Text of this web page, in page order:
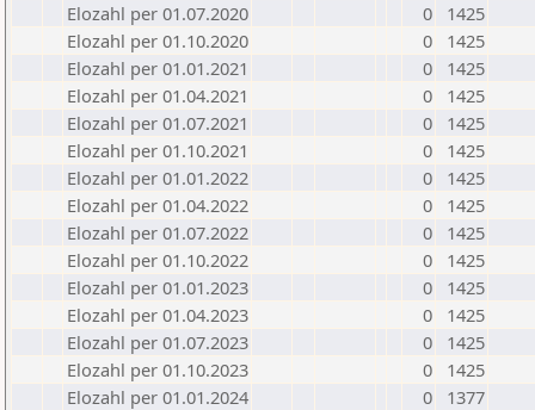
Elozahl per 01.07.2020
0
1425
Elozahl per 01.10.2020
0
1425
Elozahl per 01.01.2021
0
1425
Elozahl per 01.04.2021
0
1425
Elozahl per 01.07.2021
0
1425
Elozahl per 01.10.2021
0
1425
Elozahl per 01.01.2022
0
1425
Elozahl per 01.04.2022
0
1425
Elozahl per 01.07.2022
0
1425
Elozahl per 01.10.2022
0
1425
Elozahl per 01.01.2023
0
1425
Elozahl per 01.04.2023
0
1425
Elozahl per 01.07.2023
0
1425
Elozahl per 01.10.2023
0
1425
Elozahl per 01.01.2024
0
1377